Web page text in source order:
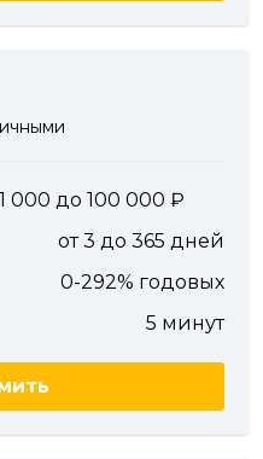
000 до 100 000
от 3 до 365 дней
0-292% годовых
5 минут